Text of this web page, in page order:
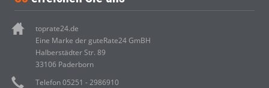
toprate24.de
Eine Marke der guteRate24 GmBH
Halberstädter Str. 89
33106 Paderborn
Telefon 05251 - 2986910